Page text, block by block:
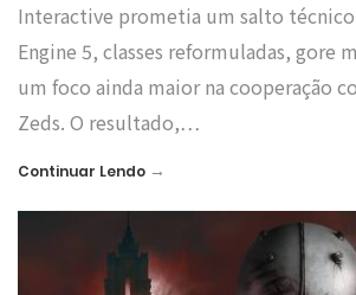
Interactive prometia um salto técnico
Engine 5, classes reformuladas, gore
um foco ainda maior na cooperação
Zeds. O resultado,…
Continuar Lendo →